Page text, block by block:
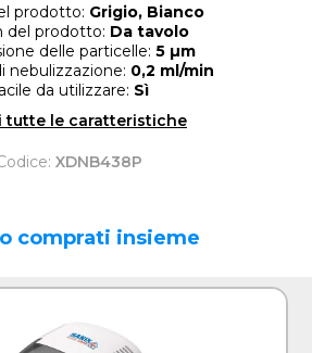
prodotto: Grigio, Bianco
del prodotto: Da tavolo
delle particelle: 5 µm
nebulizzazione: 0,2 ml/min
da utilizzare: Sì
tutte le caratteristiche
XDNB438P
comprati insieme